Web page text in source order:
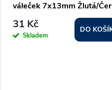
váleček 7x13mm Žlutá/
5ks
31 Kč
Skladem
DO